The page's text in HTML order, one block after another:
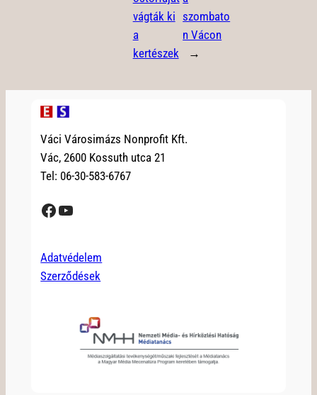
vágták ki
a
kertészek
szombato
n Vácon
→
Váci Városimázs Nonprofit Kft.
Vác, 2600 Kossuth utca 21
Tel: 06-30-583-6767
Facebook YouTube
Adatvédelem
Szerződések